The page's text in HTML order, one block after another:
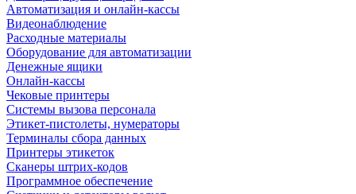
Автоматизация и онлайн-кассы
Видеонаблюдение
Расходные материалы
Оборудование для автоматизации
Денежные ящики
Онлайн-кассы
Чековые принтеры
Системы вызова персонала
Этикет-пистолеты, нумераторы
Терминалы сбора данных
Принтеры этикеток
Сканеры штрих-кодов
Программное обеспечение